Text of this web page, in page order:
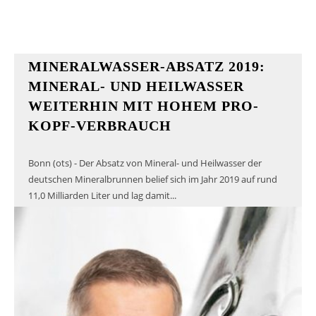
MINERALWASSER-ABSATZ 2019:
MINERAL- UND HEILWASSER
WEITERHIN MIT HOHEM PRO-
KOPF-VERBRAUCH
Bonn (ots) - Der Absatz von Mineral- und Heilwasser der
deutschen Mineralbrunnen belief sich im Jahr 2019 auf rund
11,0 Milliarden Liter und lag damit...